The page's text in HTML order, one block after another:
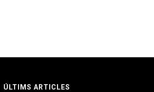
ÚLTIMS ARTICLES